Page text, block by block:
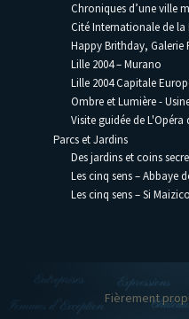
Chroniques d’une ville
Cité Internationale de la
Happy Brithday, Galerie
Lille 2004 – Murano
Lille 2004 Capitale
Ombre et Lumière -
Visite guidée de L'Opéra
Parcs et Jardins
Des jardins et coins
Les cinq sens – Abbaye
Les cinq sens – Si
Fièrement